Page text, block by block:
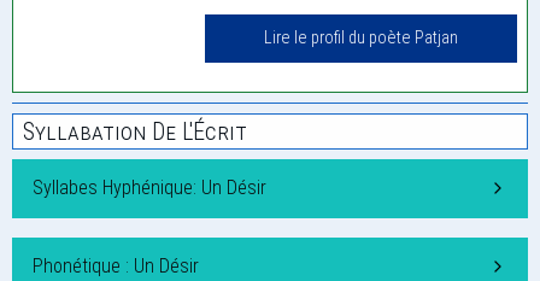
Lire le profil du poète Patjan
Syllabation De L'Écrit
Syllabes Hyphénique: Un Désir
Phonétique : Un Désir